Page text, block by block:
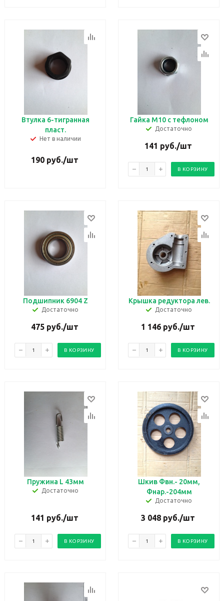
Втулка 6-тигранная
пласт.
Нет в наличии
190руб./шт
Гайка М10 с тефлоном
Достаточно
141 руб./шт
В КОРЗИНУ
Подшипник 6904 Z
Достаточно
475руб./шт
В КОРЗИНУ
Крышка редуктора лев.
Достаточно
1 146 руб./шт
В КОРЗИНУ
Пружина L 43мм
Достаточно
141 руб./шт
В КОРЗИНУ
Шкив Фвн.- 20мм,
Фнар.-204мм
Достаточно
3 048 руб./шт
В КОРЗИНУ